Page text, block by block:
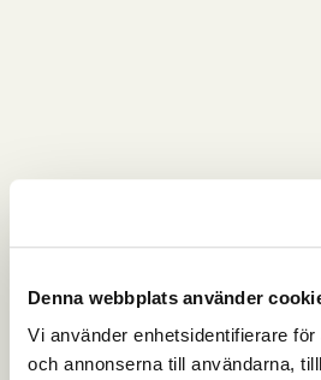
Denna webbplats använder
Vi använder enhetsidentifierare
och annonserna till användarna,